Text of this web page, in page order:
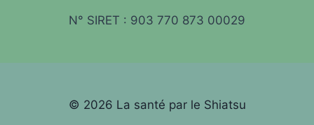
N° SIRET : 903 770 873 00029
© 2026 La santé par le Shiatsu